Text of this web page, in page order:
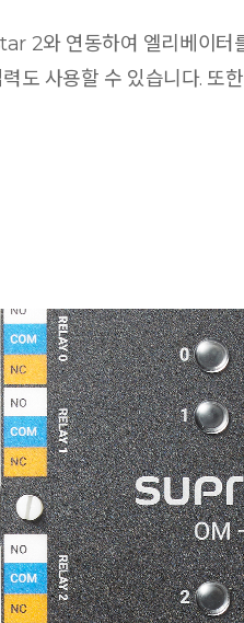
2와 연동하여 엘리베이터
도 사용할 수 있습니다. 또